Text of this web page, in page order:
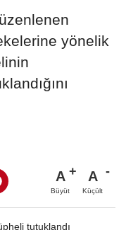
yönelik
A
Büyüt
A
Küçült